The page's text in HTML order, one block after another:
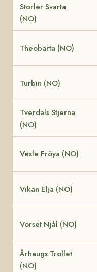
Storler Svarta
(NO)
Theobärta (NO)
Turbin (NO)
Tverdals Stjerna
(NO)
Vesle Fröya (NO)
Vikan Elja (NO)
Vorset Njål (NO)
Århaugs Trollet
(NO)